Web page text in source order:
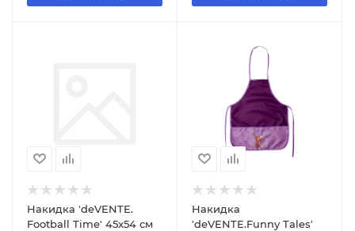
Накидка 'deVENTE.
Football Time' 45x54 см
Накидка
'deVENTE.Funny Tales'